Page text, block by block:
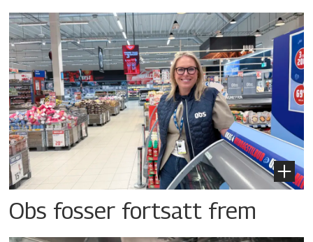
Obs fosser fortsatt frem